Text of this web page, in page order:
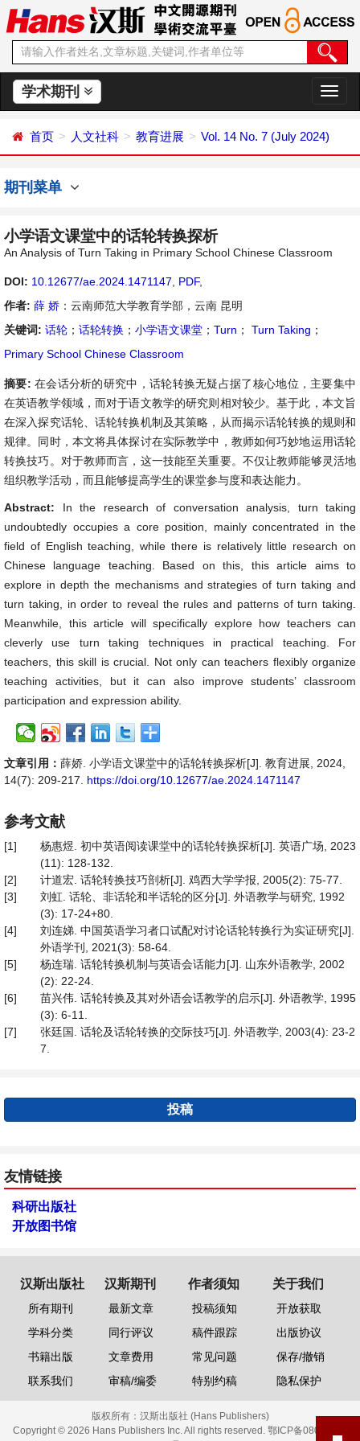
学术期刊
切
换
首页 人文社科 教育进展 Vol. 14 No. 7 (July 2024)
期刊菜单
小学语文课堂中的话轮转换探析
An Analysis of Turn Taking in Primary School Chinese Classroom
DOI: 10.12677/ae.2024.1471147 PDF,
作者: 薛 娇 ：云南师范大学教育学部，云南 昆明
关键词: 话轮 ； 话轮转换 ； 小学语文课堂 ； Turn ； Turn Taking ；
Primary School Chinese Classroom
摘要: 在会话分析的研究中，话轮转换无疑占据了核心地位，主要集中
在英语教学领域，而对于语文教学的研究则相对较少。基于此，本文旨
在深入探究话轮、话轮转换机制及其策略，从而揭示话轮转换的规则和
规律。同时，本文将具体探讨在实际教学中，教师如何巧妙地运用话轮
转换技巧。对于教师而言，这一技能至关重要。不仅让教师能够灵活地
组织教学活动，而且能够提高学生的课堂参与度和表达能力。
Abstract: In the research of conversation analysis, turn taking
undoubtedly occupies a core position, mainly concentrated in the
field of English teaching, while there is relatively little research on
Chinese language teaching. Based on this, this article aims to
explore in depth the mechanisms and strategies of turn taking and
turn taking, in order to reveal the rules and patterns of turn taking.
Meanwhile, this article will specifically explore how teachers can
cleverly use turn taking techniques in practical teaching. For
teachers, this skill is crucial. Not only can teachers flexibly organize
teaching activities, but it can also improve students’ classroom
participation and expression ability.
文章引用： 薛娇. 小学语文课堂中的话轮转换探析[J]. 教育进展, 2024,
14(7): 209-217. https://doi.org/10.12677/ae.2024.1471147
参考文献
[1]
杨惠煜. 初中英语阅读课堂中的话轮转换探析[J]. 英语广场, 2023
(11): 128-132.
[2]
计道宏. 话轮转换技巧剖析[J]. 鸡西大学学报, 2005(2): 75-77.
[3]
刘虹. 话轮、非话轮和半话轮的区分[J]. 外语教学与研究, 1992
(3): 17-24+80.
[4]
刘连娣. 中国英语学习者口试配对讨论话轮转换行为实证研究[J].
外语学刊, 2021(3): 58-64.
[5]
杨连瑞. 话轮转换机制与英语会话能力[J]. 山东外语教学, 2002
(2): 22-24.
[6]
苗兴伟. 话轮转换及其对外语会话教学的启示[J]. 外语教学, 1995
(3): 6-11.
[7]
张廷国. 话轮及话轮转换的交际技巧[J]. 外语教学, 2003(4): 23-2
7.
投稿
友情链接
科研出版社
开放图书馆
汉斯出版社
所有期刊
学科分类
书籍出版
联系我们
汉斯期刊
最新文章
同行评议
文章费用
审稿/编委
作者须知
投稿须知
稿件跟踪
常见问题
特别约稿
关于我们
开放获取
出版协议
保存/撤销
隐私保护
版权所有： 汉斯出版社 (Hans Publishers)
Copyright © 2026 Hans Publishers Inc. All rights reserved. 鄂ICP备08006613